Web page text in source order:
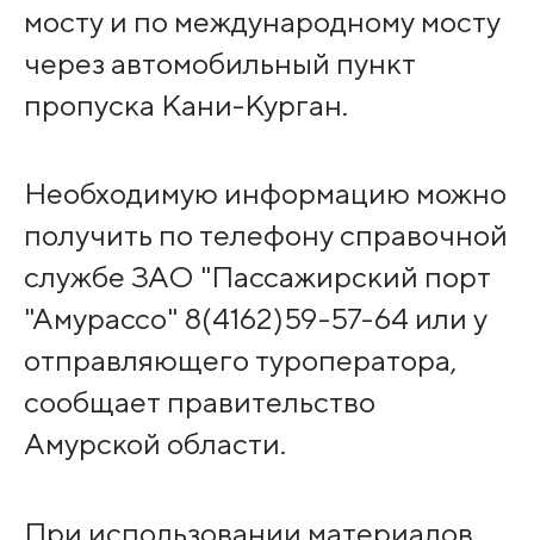
мосту и по международному мосту
через автомобильный пункт
пропуска Кани-Курган.
Необходимую информацию можно
получить по телефону справочной
службе ЗАО "Пассажирский порт
"Амурассо" 8(4162)59-57-64 или у
отправляющего туроператора,
сообщает правительство
Амурской области.
При использовании материалов